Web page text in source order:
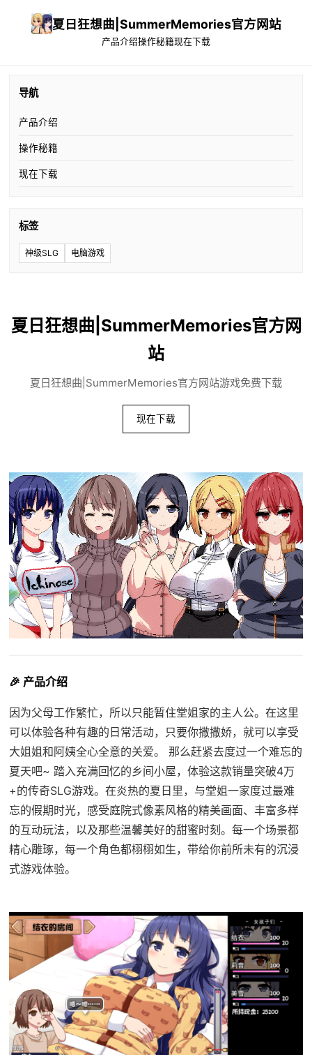
夏日狂想曲|SummerMemories官方网站
产品介绍操作秘籍现在下载
导航
产品介绍
操作秘籍
现在下载
标签
神级SLG 电脑游戏
夏日狂想曲|SummerMemories官方网
站
夏日狂想曲|SummerMemories官方网站游戏免费下载
现在下载
🎉 产品介绍
因为父母工作繁忙，所以只能暂住堂姐家的主人公。在这里
可以体验各种有趣的日常活动，只要你撒撒娇，就可以享受
大姐姐和阿姨全心全意的关爱。 那么赶紧去度过一个难忘的
夏天吧~ 踏入充满回忆的乡间小屋，体验这款销量突破4万
+的传奇SLG游戏。在炎热的夏日里，与堂姐一家度过最难
忘的假期时光，感受庭院式像素风格的精美画面、丰富多样
的互动玩法，以及那些温馨美好的甜蜜时刻。每一个场景都
精心雕琢，每一个角色都栩栩如生，带给你前所未有的沉浸
式游戏体验。